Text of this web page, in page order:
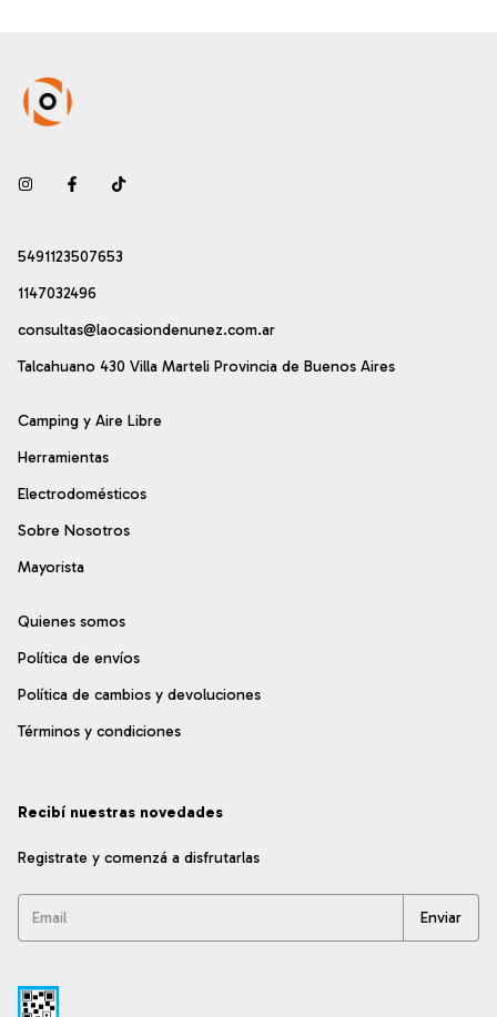
5491123507653
1147032496
consultas@laocasiondenunez.com.ar
Talcahuano 430 Villa Marteli Provincia de Buenos Aires
Camping y Aire Libre
Herramientas
Electrodomésticos
Sobre Nosotros
Mayorista
Quienes somos
Política de envíos
Política de cambios y devoluciones
Términos y condiciones
Recibí nuestras novedades
Registrate y comenzá a disfrutarlas